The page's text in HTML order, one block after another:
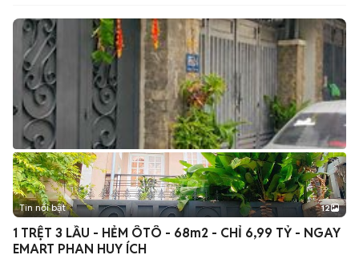
+2
Tin nổi bật 12
1 TRỆT 3 LẦU - HẺM ÔTÔ - 68m2 - CHỈ 6,99 TỶ - NGAY
EMART PHAN HUY ÍCH